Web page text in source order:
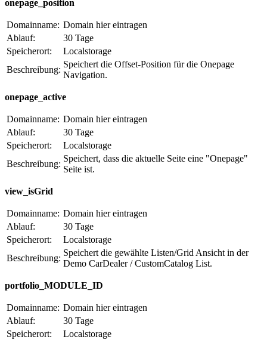
onepage_position
Domainname: Domain hier eintragen
Ablauf:
30 Tage
Speicherort:
Localstorage
Beschreibung:
Speichert die Offset-Position für die Onepage
Navigation.
onepage_active
Domainname: Domain hier eintragen
Ablauf:
30 Tage
Speicherort:
Localstorage
Beschreibung:
Speichert, dass die aktuelle Seite eine "Onepage"
Seite ist.
view_isGrid
Domainname: Domain hier eintragen
Ablauf:
30 Tage
Speicherort:
Localstorage
Beschreibung:
Speichert die gewählte Listen/Grid Ansicht in der
Demo CarDealer / CustomCatalog List.
portfolio_MODULE_ID
Domainname: Domain hier eintragen
Ablauf:
30 Tage
Speicherort:
Localstorage